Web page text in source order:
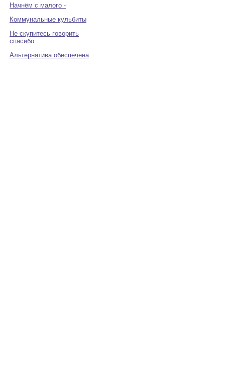
Начнём с малого -
Коммунальные кульбиты
Не скупитесь говорить
спасибо
Альтернатива обеспечена